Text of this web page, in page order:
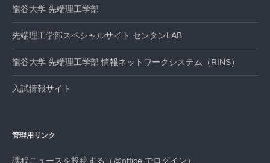
龍谷大学 先端理工学部
先端理工学部スペシャルサイト センタンLAB
龍谷大学 先端理工学部 情報ネットワークシステム（RINS）
入試情報サイト
管理用リンク
課程ニュースを投稿する（@office でログイン）